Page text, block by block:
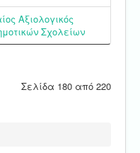
Αξιολογικός
Σχολείων
Σελίδα 180 από 220